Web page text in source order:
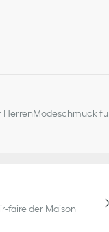
HerrenModeschmuck
faire der Maison